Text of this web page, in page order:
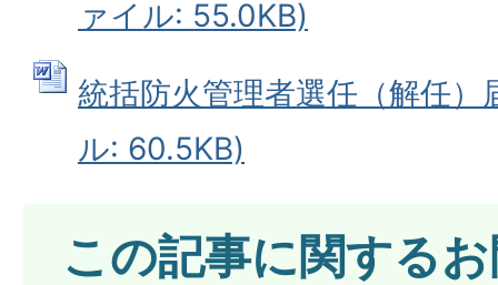
ァイル: 55.0KB)
統括防火管理者選任（解任
ル: 60.5KB)
この記事に関する